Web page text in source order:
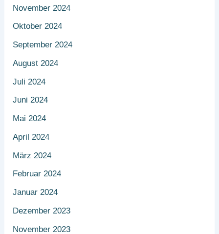
November 2024
Oktober 2024
September 2024
August 2024
Juli 2024
Juni 2024
Mai 2024
April 2024
März 2024
Februar 2024
Januar 2024
Dezember 2023
November 2023